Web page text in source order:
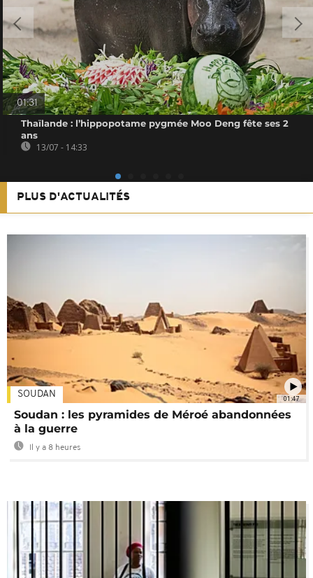
01:31
Thaïlande : l’hippopotame pygmée Moo Deng fête ses 2
ans
13/07 - 14:33
PLUS D'ACTUALITÉS
01:47
SOUDAN
Soudan : les pyramides de Méroé abandonnées
à la guerre
Il y a 8 heures